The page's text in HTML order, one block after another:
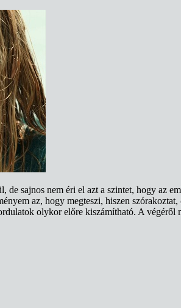
sajnos nem éri el azt a szintet, hogy az
az, hogy megteszi, hiszen
olykor előre kiszámítható. A végéről